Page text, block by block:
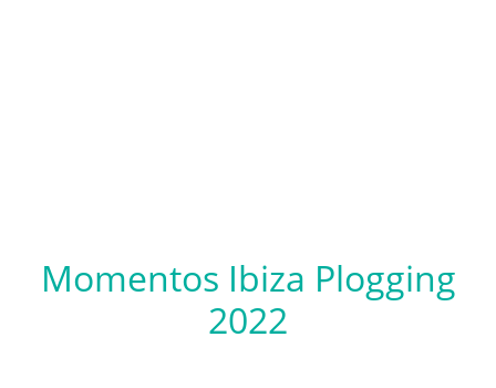
Momentos Ibiza Plogging
2022